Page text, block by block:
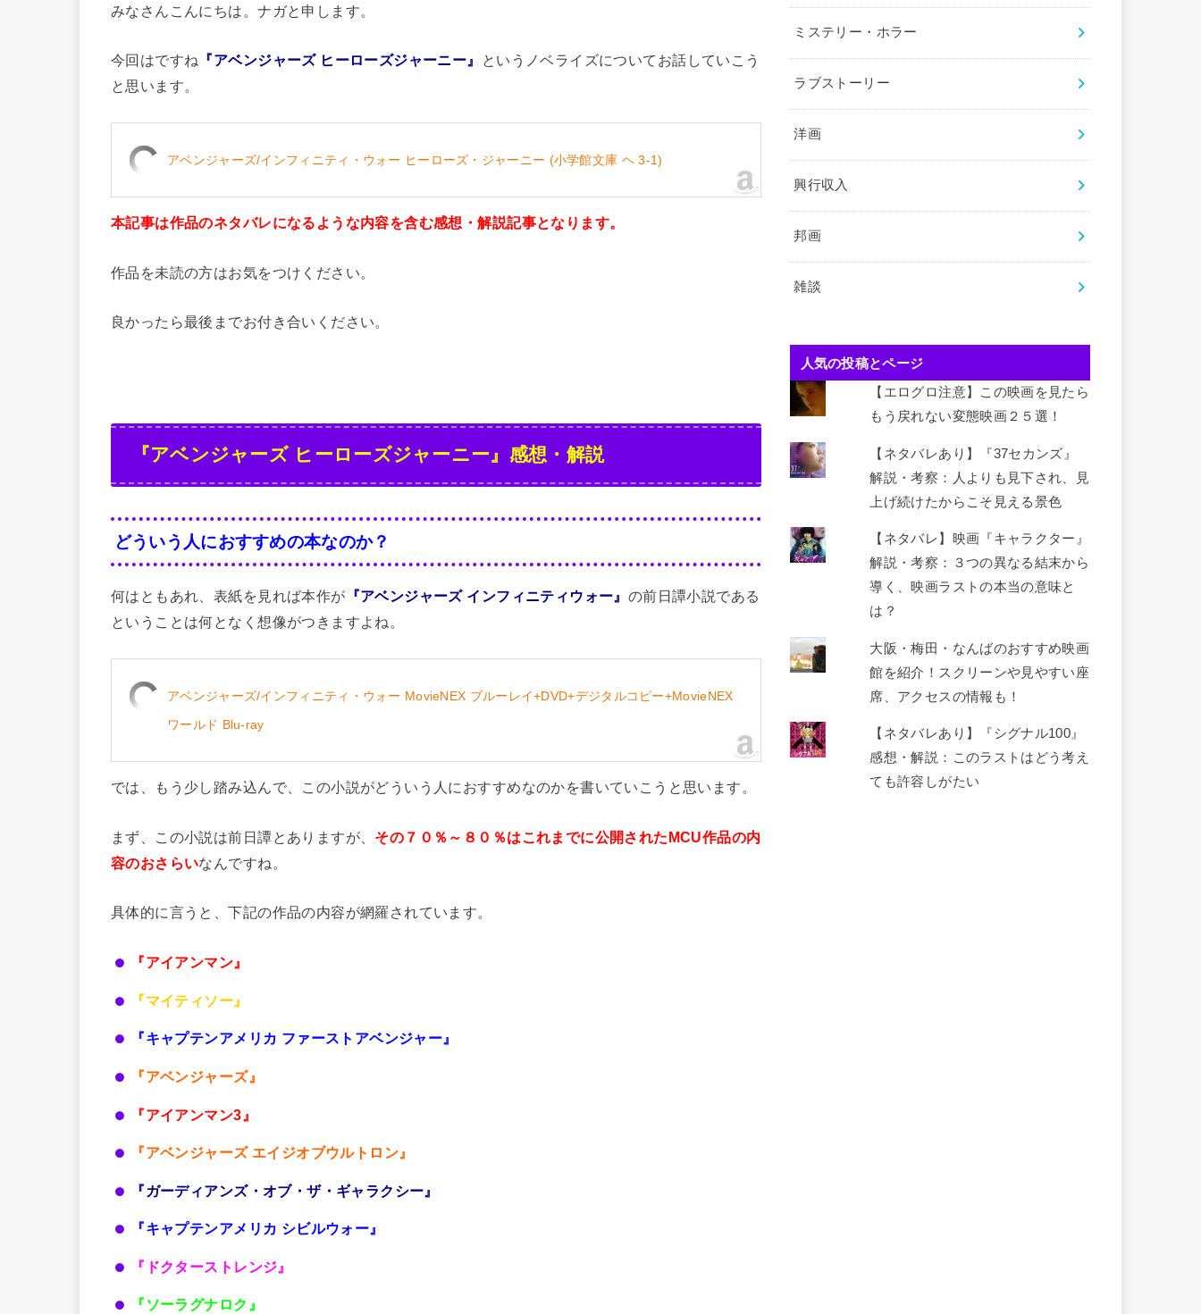
みなさんこんにちは。ナガと申します。
今回はですね 『アベンジャーズ ヒーローズジャーニー』
というノベライズについてお話していこう
と思います。
アベンジャーズ/インフィニティ・ウォー ヒーローズ・ジャーニー (小学館文庫 ヘ 3-1)
本記事は作品のネタバレになるような内容を含む感想・解説記事となります。
作品を未読の方はお気をつけください。
良かったら最後までお付き合いください。
『アベンジャーズ ヒーローズジャーニー』感想・解説
どういう人におすすめの本なのか？
何はともあれ、表紙を見れば本作が 『アベンジャーズ インフィニティウォー』 の前日譚小説である
ということは何となく想像がつきますよね。
アベンジャーズ/インフィニティ・ウォー MovieNEX ブルーレイ+DVD+デジタルコピー+MovieNEX
ワールド Blu-ray
では、もう少し踏み込んで、この小説がどういう人におすすめなのかを書いていこうと思います。
まず、この小説は前日譚とありますが、 その７０％～８０％はこれまでに公開されたMCU作品の内
容のおさらいなんですね。
具体的に言うと、下記の作品の内容が網羅されています。
『アイアンマン』
『マイティソー』
『キャプテンアメリカ ファーストアベンジャー』
『アベンジャーズ』
『アイアンマン3』
『アベンジャーズ エイジオブウルトロン』
『ガーディアンズ・オブ・ザ・ギャラクシー』
『キャプテンアメリカ シビルウォー』
『ドクターストレンジ』
『ソーラグナロク』
ミステリー・ホラー
ラブストーリー
洋画
興行収入
邦画
雑談
人気の投稿とページ
【エログロ注意】この映画を見たら
もう戻れない変態映画２５選！
【ネタバレあり】『37セカンズ』
解説・考察：人よりも見下され、見
上げ続けたからこそ見える景色
【ネタバレ】映画『キャラクター』
解説・考察：３つの異なる結末から
導く、映画ラストの本当の意味と
は？
大阪・梅田・なんばのおすすめ映画
館を紹介！スクリーンや見やすい座
席、アクセスの情報も！
【ネタバレあり】『シグナル100』
感想・解説：このラストはどう考え
ても許容しがたい